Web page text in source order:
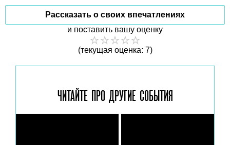
Рассказать о своих впечатлениях
и поставить вашу оценку
(текущая оценка: 7)
ЧИТАЙТЕ ПРО ДРУГИЕ СОБЫТИЯ